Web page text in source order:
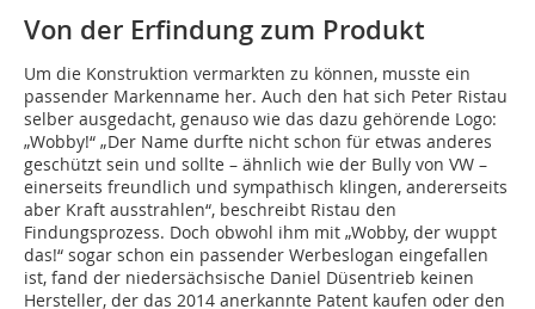
Von der Erfindung zum Produkt
Um die Konstruktion vermarkten zu können, musste ein
passender Markenname her. Auch den hat sich Peter Ristau
selber ausgedacht, genauso wie das dazu gehörende Logo:
„Wobby!“ „Der Name durfte nicht schon für etwas anderes
geschützt sein und sollte – ähnlich wie der Bully von VW –
einerseits freundlich und sympathisch klingen, andererseits
aber Kraft ausstrahlen“, beschreibt Ristau den
Findungsprozess. Doch obwohl ihm mit „Wobby, der wuppt
das!“ sogar schon ein passender Werbeslogan eingefallen
ist, fand der niedersächsische Daniel Düsentrieb keinen
Hersteller, der das 2014 anerkannte Patent kaufen oder den